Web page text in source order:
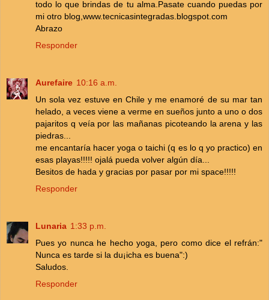
todo lo que brindas de tu alma.Pasate cuando puedas por
mi otro blog,www.tecnicasintegradas.blogspot.com
Abrazo
Responder
Aurefaire 10:16 a.m.
Un sola vez estuve en Chile y me enamoré de su mar tan
helado, a veces viene a verme en sueños junto a uno o dos
pajaritos q veía por las mañanas picoteando la arena y las
piedras...
me encantaría hacer yoga o taichi (q es lo q yo practico) en
esas playas!!!!! ojalá pueda volver algún día...
Besitos de hada y gracias por pasar por mi space!!!!!
Responder
Lunaria 1:33 p.m.
Pues yo nunca he hecho yoga, pero como dice el refrán:"
Nunca es tarde si la du¡icha es buena":)
Saludos.
Responder